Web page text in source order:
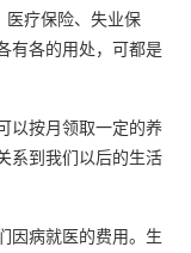
医疗保险、失业保
有各的用处，可都是
以按月领取一定的养
系到我们以后的生活
因病就医的费用。生